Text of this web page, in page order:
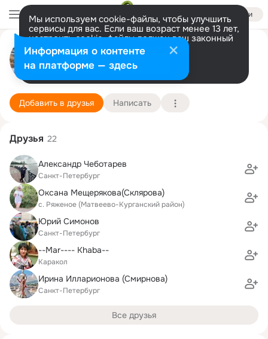
Войти
Мы используем cookie-файлы, чтобы улучшить
сервисы для вас. Если ваш возраст менее 13 лет,
настроить cookie-файлы должен ваш законный
представитель. Больше информации
Разрешить все Настроить
Александр Илларионов
Санкт-Петербург
252 школа
Подробнее
Добавить в друзья Написать
Друзья 22
Александр Чеботарев
Санкт-Петербург
Оксана Мещерякова(Склярова)
с. Ряженое (Матвеево-Курганский район)
Юрий Симонов
Санкт-Петербург
--Mar---- Khaba--
Каракол
Ирина Илларионова (Смирнова)
Санкт-Петербург
Все друзья
Информация о контенте
на платформе — здесь